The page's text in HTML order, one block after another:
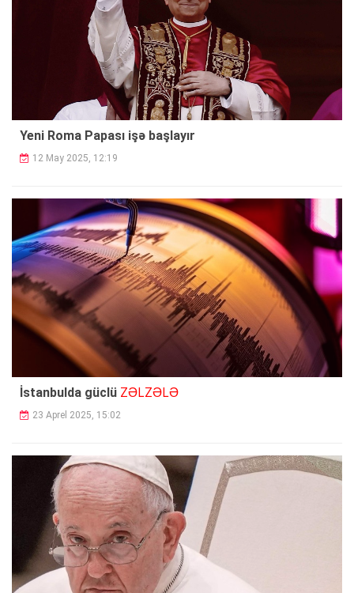
Yeni Roma Papası işə başlayır
12 May 2025, 12:19
İstanbulda güclü ZƏLZƏLƏ
23 Aprel 2025, 15:02